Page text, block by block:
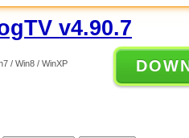
v4.90.7
/ Win8 / WinXP